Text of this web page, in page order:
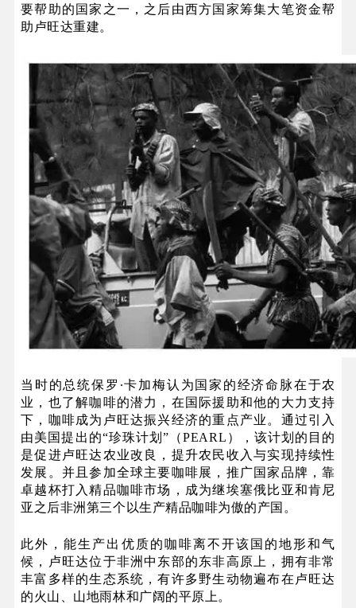
要帮助的国家之一，之后由西方国家筹集大笔资金帮
助卢旺达重建。
当时的总统保罗∙卡加梅认为国家的经济命脉在于农
业，也了解咖啡的潜力，在国际援助和他的大力支持
下，咖啡成为卢旺达振兴经济的重点产业。通过引入
由美国提出的“珍珠计划”（PEARL），该计划的目的
是促进卢旺达农业改良，提升农民收入与实现持续性
发展。并且参加全球主要咖啡展，推广国家品牌，靠
卓越杯打入精品咖啡市场，成为继埃塞俄比亚和肯尼
亚之后非洲第三个以生产精品咖啡为傲的产国。
此外，能生产出优质的咖啡离不开该国的地形和气
候，卢旺达位于非洲中东部的东非高原上，拥有非常
丰富多样的生态系统，有许多野生动物遍布在卢旺达
的火山、山地雨林和广阔的平原上。